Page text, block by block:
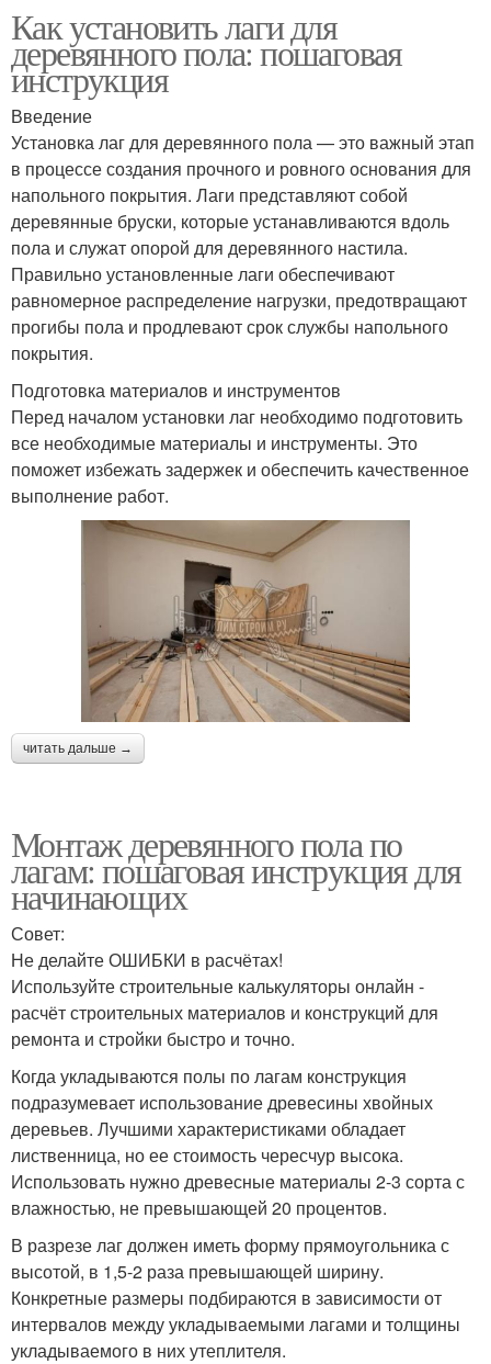
Как установить лаги для
деревянного пола: пошаговая
инструкция
Введение
Установка лаг для деревянного пола — это важный этап
в процессе создания прочного и ровного основания для
напольного покрытия. Лаги представляют собой
деревянные бруски, которые устанавливаются вдоль
пола и служат опорой для деревянного настила.
Правильно установленные лаги обеспечивают
равномерное распределение нагрузки, предотвращают
прогибы пола и продлевают срок службы напольного
покрытия.
Подготовка материалов и инструментов
Перед началом установки лаг необходимо подготовить
все необходимые материалы и инструменты. Это
поможет избежать задержек и обеспечить качественное
выполнение работ.
читать дальше →
Монтаж деревянного пола по
лагам: пошаговая инструкция для
начинающих
Совет:
Не делайте ОШИБКИ в расчётах!
Используйте строительные калькуляторы онлайн -
расчёт строительных материалов и конструкций для
ремонта и стройки быстро и точно.
Когда укладываются полы по лагам конструкция
подразумевает использование древесины хвойных
деревьев. Лучшими характеристиками обладает
лиственница, но ее стоимость чересчур высока.
Использовать нужно древесные материалы 2-3 сорта с
влажностью, не превышающей 20 процентов.
В разрезе лаг должен иметь форму прямоугольника с
высотой, в 1,5-2 раза превышающей ширину.
Конкретные размеры подбираются в зависимости от
интервалов между укладываемыми лагами и толщины
укладываемого в них утеплителя.